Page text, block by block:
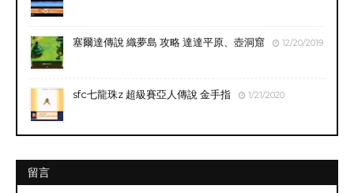
塞爾達傳說 織夢島 攻略 達達平原、壺洞窟 12/20/2019
sfc七龍珠z 超級賽亞人傳說 金手指 1/21/2020
留言